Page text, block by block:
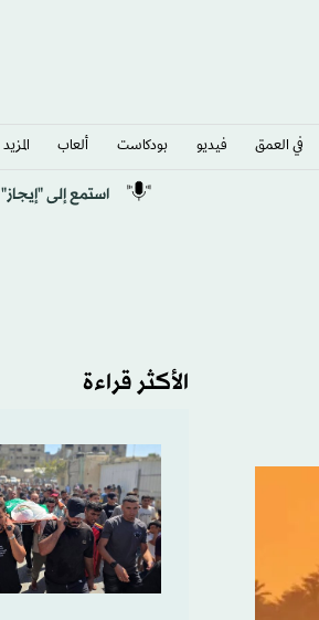
في العمق فيديو بودكاست ألعاب المزيد
استمع إلى "إيجاز"
الأكثر قراءة